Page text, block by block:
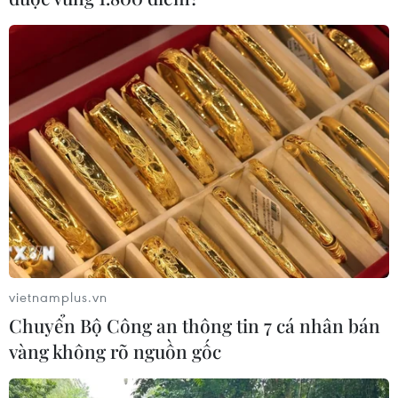
vietnamplus.vn
Chuyển Bộ Công an thông tin 7 cá nhân bán
vàng không rõ nguồn gốc